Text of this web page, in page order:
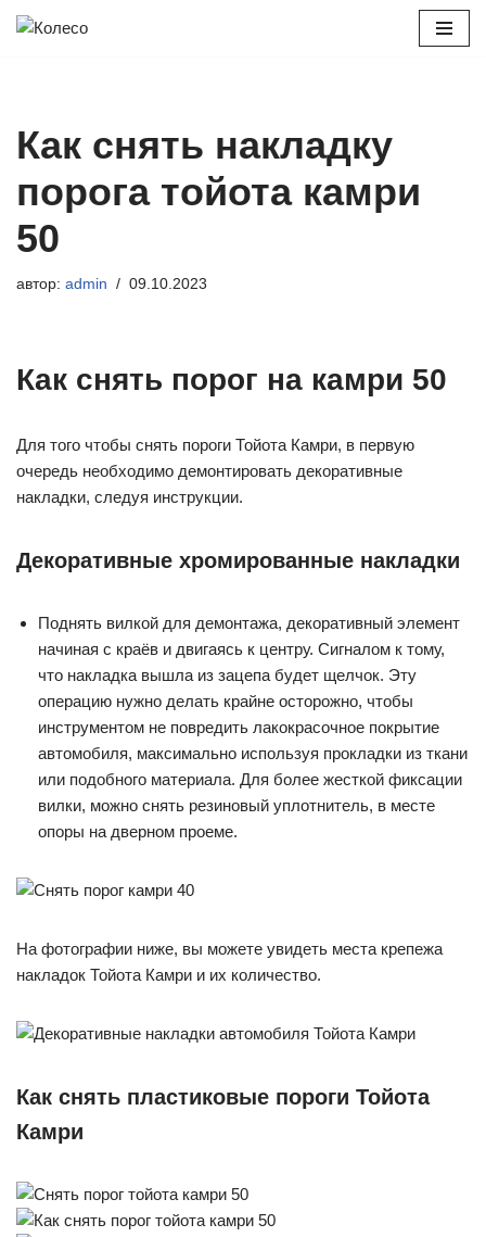
Как снять накладку
порога тойота камри
50
автор: admin 09.10.2023
Как снять порог на камри 50
Для того чтобы снять пороги Тойота Камри, в первую
очередь необходимо демонтировать декоративные
накладки, следуя инструкции.
Декоративные хромированные накладки
Поднять вилкой для демонтажа, декоративный элемент
начиная с краёв и двигаясь к центру. Сигналом к тому,
что накладка вышла из зацепа будет щелчок. Эту
операцию нужно делать крайне осторожно, чтобы
инструментом не повредить лакокрасочное покрытие
автомобиля, максимально используя прокладки из ткани
или подобного материала. Для более жесткой фиксации
вилки, можно снять резиновый уплотнитель, в месте
опоры на дверном проеме.
На фотографии ниже, вы можете увидеть места крепежа
накладок Тойота Камри и их количество.
Как снять пластиковые пороги Тойота
Камри